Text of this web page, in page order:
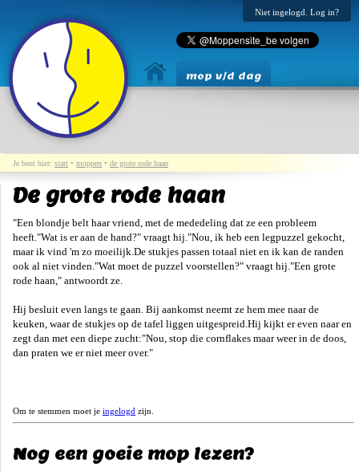
Niet ingelogd. Log in?
mop v/d dag
Je bent hier: start • moppen • de grote rode haan
De grote rode haan
"Een blondje belt haar vriend, met de mededeling dat ze een probleem
heeft."Wat is er aan de hand?" vraagt hij."Nou, ik heb een legpuzzel gekocht,
maar ik vind 'm zo moeilijk.De stukjes passen totaal niet en ik kan de randen
ook al niet vinden."Wat moet de puzzel voorstellen?" vraagt hij."Een grote
rode haan," antwoordt ze.
Hij besluit even langs te gaan. Bij aankomst neemt ze hem mee naar de
keuken, waar de stukjes op de tafel liggen uitgespreid.Hij kijkt er even naar en
zegt dan met een diepe zucht:"Nou, stop die cornflakes maar weer in de doos,
dan praten we er niet meer over."
Om te stemmen moet je ingelogd zijn.
Nog een goeie mop lezen?